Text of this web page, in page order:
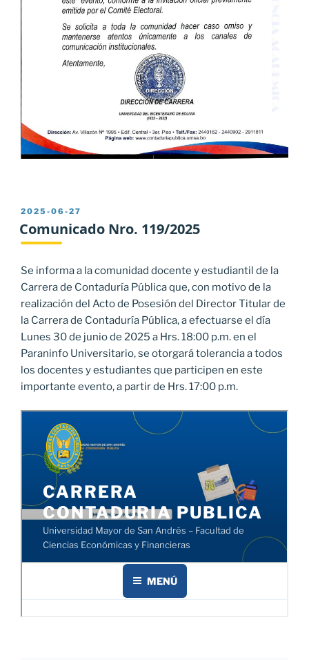
PUBLICADO
EL
2025-06-27
Comunicado Nro. 119/2025
Se informa a la comunidad docente y estudiantil de la
Carrera de Contaduría Pública que, con motivo de la
realización del Acto de Posesión del Director Titular de
la Carrera de Contaduría Pública, a efectuarse el día
Lunes 30 de junio de 2025 a Hrs. 18:00 p.m. en el
Paraninfo Universitario, se otorgará tolerancia a todos
los docentes y estudiantes que participen en este
importante evento, a partir de Hrs. 17:00 p.m.